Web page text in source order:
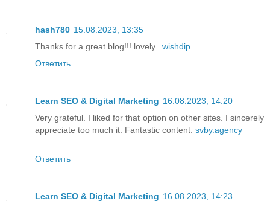
hash780 15.08.2023, 13:35
Thanks for a great blog!!! lovely.. wishdip
Ответить
Learn SEO & Digital Marketing 16.08.2023, 14:20
Very grateful. I liked for that option on other sites. I sincerely
appreciate too much it. Fantastic content. svby.agency
Ответить
Learn SEO & Digital Marketing 16.08.2023, 14:23